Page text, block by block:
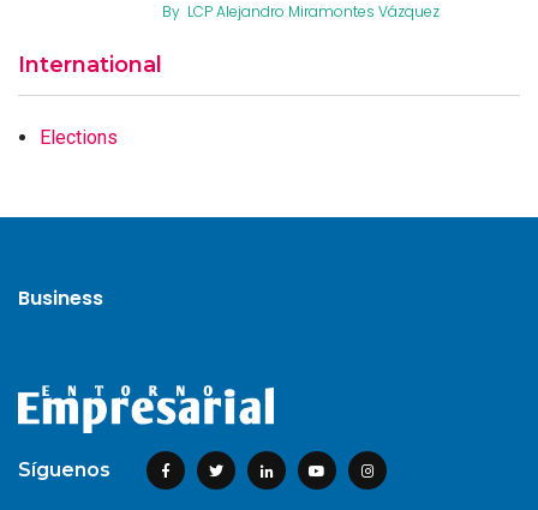
By LCP Alejandro Miramontes Vázquez
International
Elections
Business
Síguenos